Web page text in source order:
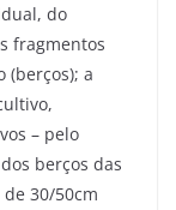
do
fragmentos
(berços); a
– pelo
berços das
30/50cm